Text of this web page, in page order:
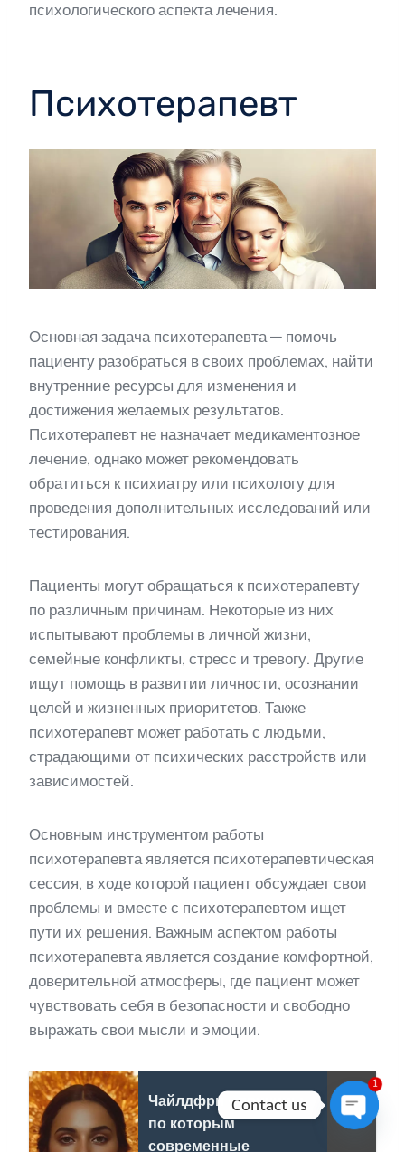
психологического аспекта лечения.
Психотерапевт
Основная задача психотерапевта — помочь
пациенту разобраться в своих проблемах, найти
внутренние ресурсы для изменения и
достижения желаемых результатов.
Психотерапевт не назначает медикаментозное
лечение, однако может рекомендовать
обратиться к психиатру или психологу для
проведения дополнительных исследований или
тестирования.
Пациенты могут обращаться к психотерапевту
по различным причинам. Некоторые из них
испытывают проблемы в личной жизни,
семейные конфликты, стресс и тревогу. Другие
ищут помощь в развитии личности, осознании
целей и жизненных приоритетов. Также
психотерапевт может работать с людьми,
страдающими от психических расстройств или
зависимостей.
Основным инструментом работы
психотерапевта является психотерапевтическая
сессия, в ходе которой пациент обсуждает свои
проблемы и вместе с психотерапевтом ищет
пути их решения. Важным аспектом работы
психотерапевта является создание комфортной,
доверительной атмосферы, где пациент может
чувствовать себя в безопасности и свободно
выражать свои мысли и эмоции.
Чайлдфри - причины,
по которым
современные
Contact us
1